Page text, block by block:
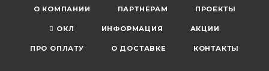
О КОМПАНИИ ПАРТНЕРАМ ПРОЕКТЫ
ОКЛ ИНФОРМАЦИЯ АКЦИИ
ПРО ОПЛАТУ О ДОСТАВКЕ КОНТАКТЫ